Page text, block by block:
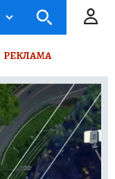
РЕКЛАМА